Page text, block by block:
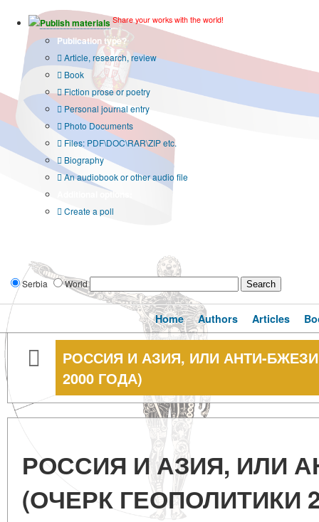
Publish materials Share your works with the world!
Publication type?
Article, research, review
Book
Fiction prose or poetry
Personal journal entry
Photo Documents
Files: PDF\DOC\RAR\ZIP etc.
Biography
An audiobook or other audio file
Additional options:
Create a poll
Serbia World
Home Authors Articles
РОССИЯ И АЗИЯ, ИЛИ АНТИ-
2000 ГОДА)
РОССИЯ И АЗИЯ, ИЛИ
(ОЧЕРК ГЕОПОЛИТИКИ